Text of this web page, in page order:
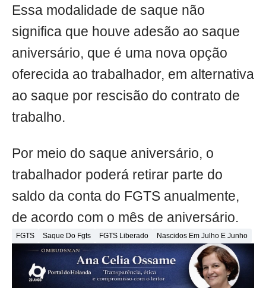
Essa modalidade de saque não
significa que houve adesão ao saque
aniversário, que é uma nova opção
oferecida ao trabalhador, em alternativa
ao saque por rescisão do contrato de
trabalho.
Por meio do saque aniversário, o
trabalhador poderá retirar parte do
saldo da conta do FGTS anualmente,
de acordo com o mês de aniversário.
FGTS Saque Do Fgts FGTS Liberado Nascidos Em Julho E Junho